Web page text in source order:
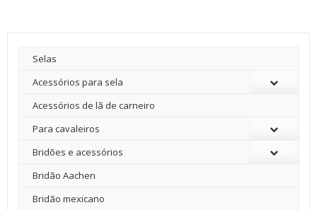
Selas
Acessórios para sela
Acessórios de lã de carneiro
Para cavaleiros
Bridões e acessórios
Bridão Aachen
Bridão mexicano